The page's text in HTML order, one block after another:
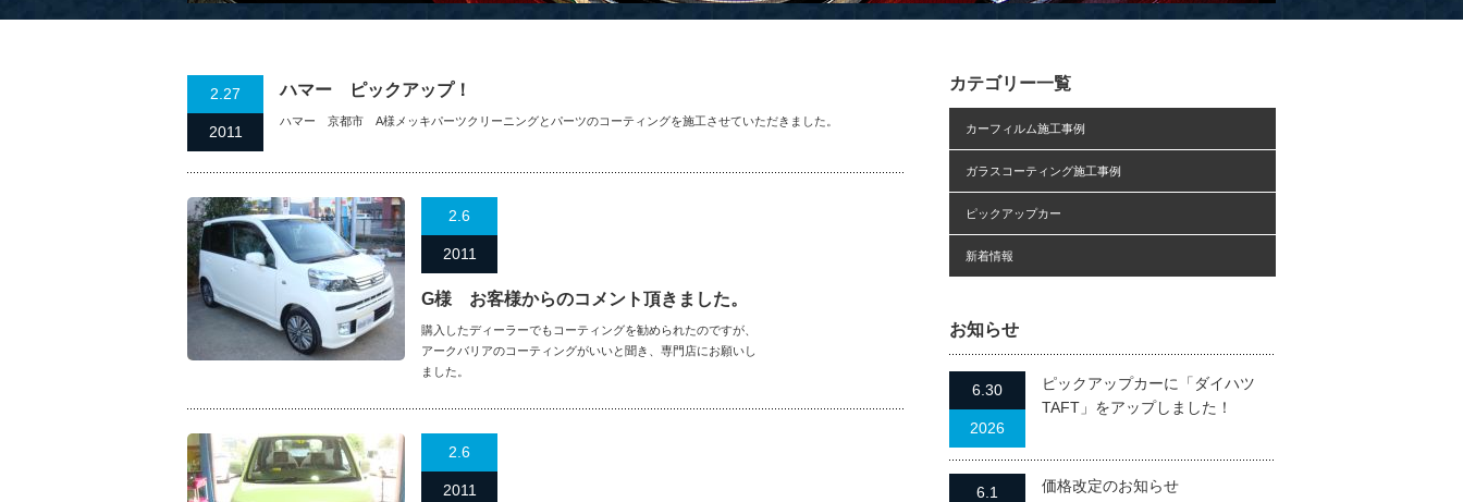
2.27
2011
ハマー ピックアップ！
ハマー 京都市 A様メッキパーツクリーニングとパーツのコーティングを施工させていただきました。
2.6
2011
G様 お客様からのコメント頂きました。
購入したディーラーでもコーティングを勧められたのですが、
アークバリアのコーティングがいいと聞き、専門店にお願いし
ました。
2.6
2011
カテゴリー一覧
カーフィルム施工事例
ガラスコーティング施工事例
ピックアップカー
新着情報
お知らせ
6.30
2026
ピックアップカーに「ダイハツ
TAFT」をアップしました！
6.1 価格改定のお知らせ